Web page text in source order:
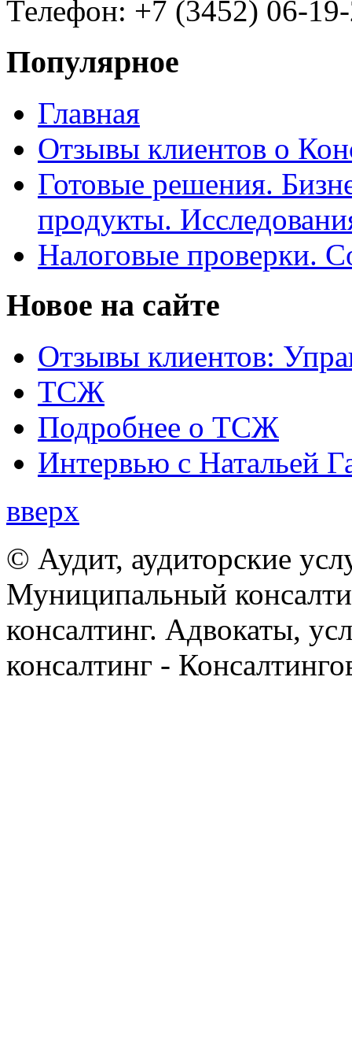
Телефон: +7 (3452) 06-
Популярное
Главная
Отзывы клиентов о
Готовые решения.
продукты.
Налоговые проверки.
Новое на сайте
Отзывы клиентов:
ТСЖ
Подробнее о ТСЖ
Интервью с Натальей
вверх
© Аудит, аудиторские
Муниципальный
консалтинг. Адвокаты,
консалтинг -